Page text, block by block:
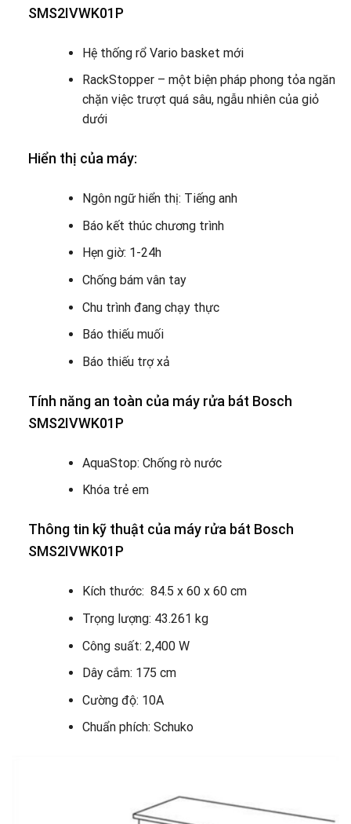
SMS2IVWK01P
Hệ thống rổ Vario basket mới
RackStopper – một biện pháp phong tỏa ngăn
chặn việc trượt quá sâu, ngẫu nhiên của giỏ
dưới
Hiển thị của máy:
Ngôn ngữ hiển thị: Tiếng anh
Báo kết thúc chương trình
Hẹn giờ: 1-24h
Chống bám vân tay
Chu trình đang chạy thực
Báo thiếu muối
Báo thiếu trợ xả
Tính năng an toàn của máy rửa bát Bosch
SMS2IVWK01P
AquaStop: Chống rò nước
Khóa trẻ em
Thông tin kỹ thuật của máy rửa bát Bosch
SMS2IVWK01P
Kích thước: 84.5 x 60 x 60 cm
Trọng lượng: 43.261 kg
Công suất: 2,400 W
Dây cắm: 175 cm
Cường độ: 10A
Chuẩn phích: Schuko